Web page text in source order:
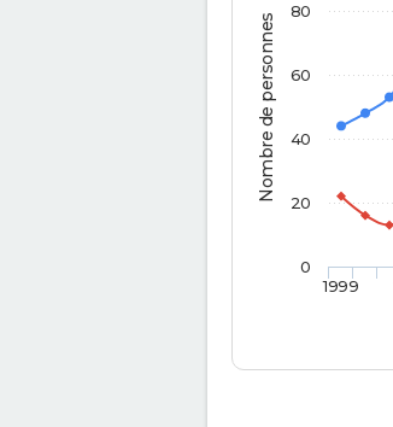
Nombre de personnes
1999
0
20
40
60
80